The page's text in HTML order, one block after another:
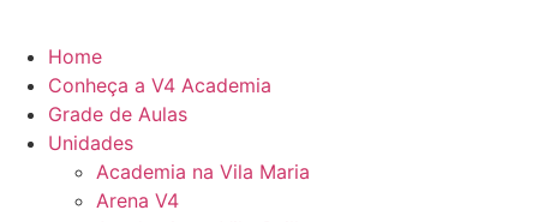
Home
Conheça a V4 Academia
Grade de Aulas
Unidades
Academia na Vila Maria
Arena V4